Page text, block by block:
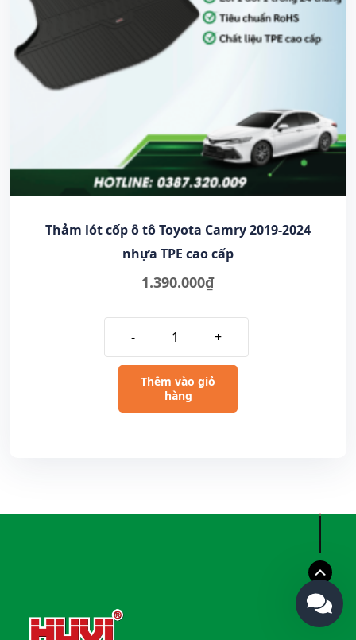
Thảm lót cốp ô tô Toyota Camry 2019-2024
nhựa TPE cao cấp
1.390.000₫
- +
Thêm vào giỏ
hàng